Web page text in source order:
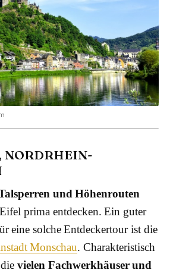
NORDRHEIN-
und Höhenrouten
prima entdecken. Ein guter
eine solche Entdeckertour ist die
Monschau. Charakteristisch
dievielen Fachwerkhäuser und